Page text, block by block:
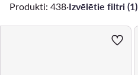
Produkti: 438·Izvēlētie filtri (1)